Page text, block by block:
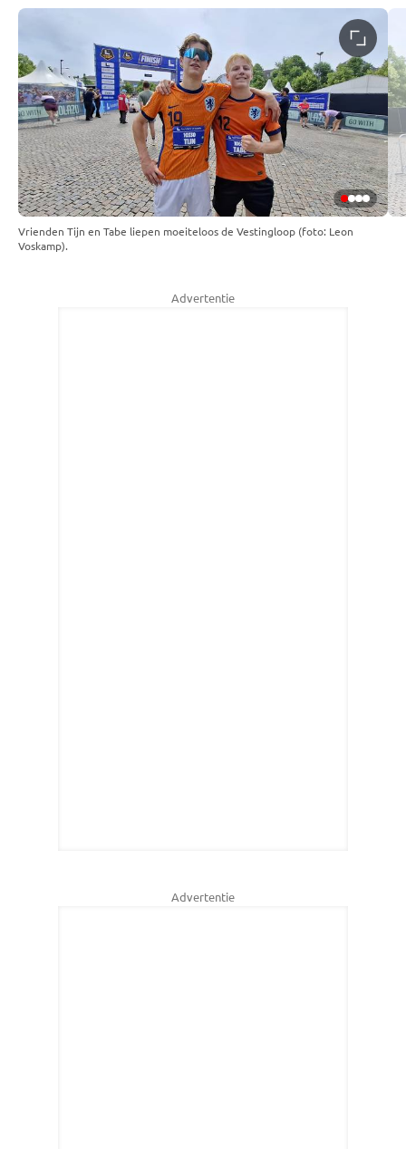
Vrienden Tijn en Tabe liepen moeiteloos de Vestingloop (foto: Leon
Voskamp).
Advertentie
Advertentie